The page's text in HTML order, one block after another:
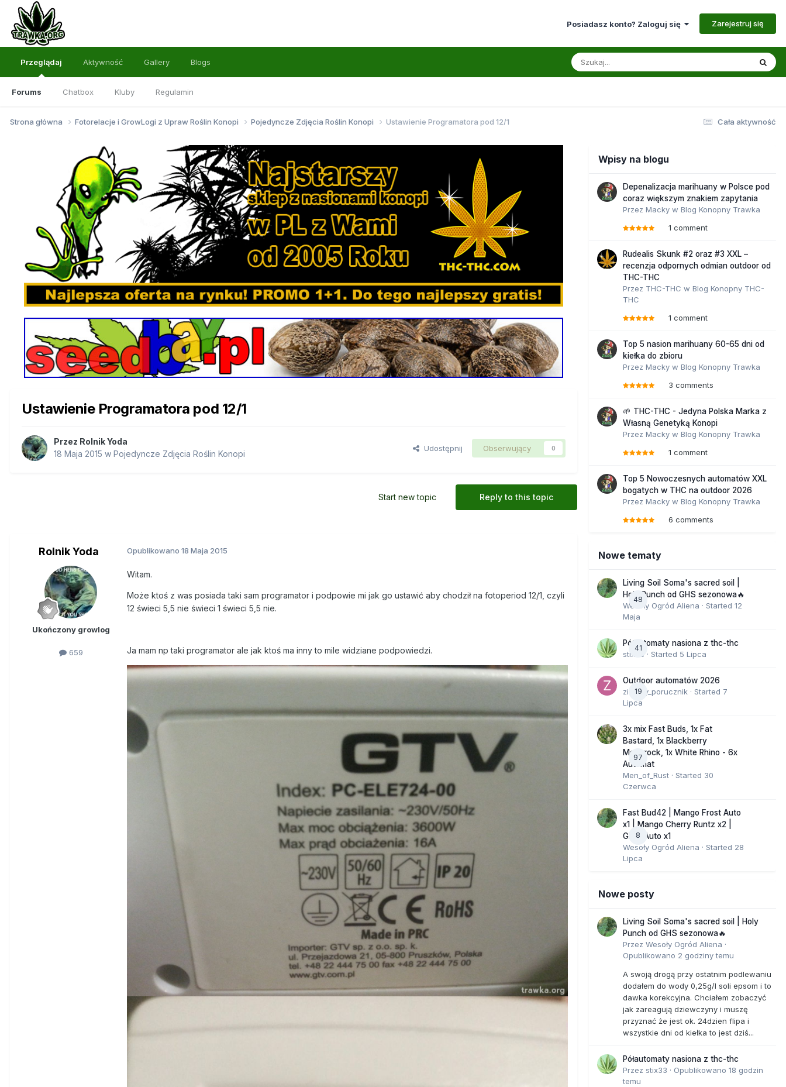
Posiadasz konto? Zaloguj się Zarejestruj się
Przeglądaj
Forums Chatbox Kluby Regulamin
Aktywność Gallery Blogs
Cała aktywność
Strona główna Fotorelacje i GrowLogi z Upraw Roślin Konopi Pojedyncze Zdjęcia Roślin Konopi Ustawienie Programatora pod 12/1
Ustawienie Programatora pod 12/1
Przez Rolnik Yoda
18 Maja 2015 w Pojedyncze Zdjęcia Roślin Konopi
Udostępnij Obserwujący 0
Reply to this topic
Start new topic
Rolnik Yoda
Ukończony growlog
659
Opublikowano 18 Maja 2015
Witam.
Może ktoś z was posiada taki sam programator i podpowie mi jak go ustawić aby chodził na fotoperiod 12/1, czyli
12 świeci 5,5 nie świeci 1 świeci 5,5 nie.
Ja mam np taki programator ale jak ktoś ma inny to mile widziane podpowiedzi.
Wpisy na blogu
Depenalizacja marihuany w Polsce pod
coraz większym znakiem zapytania
Przez Macky w Blog Konopny Trawka
1 comment
Rudealis Skunk #2 oraz #3 XXL –
recenzja odpornych odmian outdoor od
THC-THC
Przez THC-THC w Blog Konopny THC-
THC
1 comment
Top 5 nasion marihuany 60-65 dni od
kiełka do zbioru
Przez Macky w Blog Konopny Trawka
3 comments
🌱 THC-THC - Jedyna Polska Marka z
Własną Genetyką Konopi
Przez Macky w Blog Konopny Trawka
1 comment
Top 5 Nowoczesnych automatów XXL
bogatych w THC na outdoor 2026
Przez Macky w Blog Konopny Trawka
6 comments
Nowe tematy
48
Living Soil Soma's sacred soil |
Holy Punch od GHS sezonowa🔥
Wesoły Ogród Aliena · Started 12
Maja
41
Półautomaty nasiona z thc-thc
stix33 · Started 5 Lipca
19
Outdoor automatów 2026
zielony_porucznik · Started 7
Lipca
97
3x mix Fast Buds, 1x Fat
Bastard, 1x Blackberry
Moonrock, 1x White Rhino - 6x
Automat
Men_of_Rust · Started 30
Czerwca
8
Fast Bud42 | Mango Frost Auto
x1 | Mango Cherry Runtz x2 |
GMO Auto x1
Wesoły Ogród Aliena · Started 28
Lipca
Nowe posty
Living Soil Soma's sacred soil | Holy
Punch od GHS sezonowa🔥
Przez Wesoły Ogród Aliena ·
Opublikowano 2 godziny temu
A swoją drogą przy ostatnim podlewaniu
dodałem do wody 0,25g/l soli epsom i to
dawka korekcyjna. Chciałem zobaczyć
jak zareagują dziewczyny i muszę
przyznać że jest ok. 24dzien flipa i
wszystkie dni od kiełka to jest dziś...
Półautomaty nasiona z thc-thc
Przez stix33 · Opublikowano 18 godzin
temu